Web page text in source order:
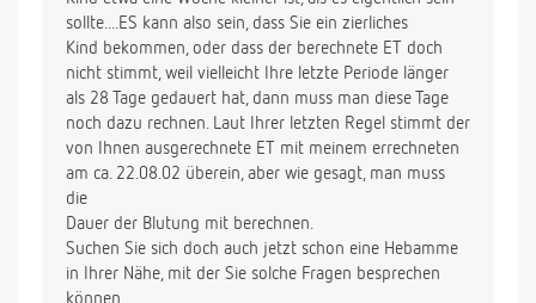
sollte....ES kann also sein, dass Sie ein zierliches
Kind bekommen, oder dass der berechnete ET doch
nicht stimmt, weil vielleicht Ihre letzte Periode länger
als 28 Tage gedauert hat, dann muss man diese Tage
noch dazu rechnen. Laut Ihrer letzten Regel stimmt der
von Ihnen ausgerechnete ET mit meinem errechneten
am ca. 22.08.02 überein, aber wie gesagt, man muss
die
Dauer der Blutung mit berechnen.
Suchen Sie sich doch auch jetzt schon eine Hebamme
in Ihrer Nähe, mit der Sie solche Fragen besprechen
können.